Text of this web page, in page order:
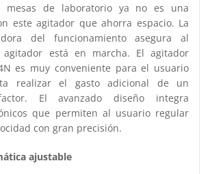
mesas de laboratorio ya no es una
este agitador que ahorra espacio. La
del funcionamiento asegura al
está en marcha. El agitador
es muy conveniente para el usuario
realizar el gasto adicional de un
El avanzado diseño integra
que permiten al usuario regular
con gran precisión.
ajustable